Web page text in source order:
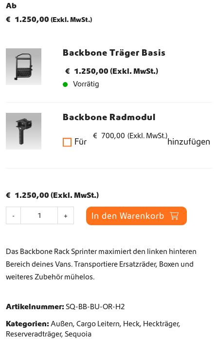
Ab
€ 1.250,00 (Exkl. MwSt.)
Backbone Träger Basis
€ 1.250,00 (Exkl. MwSt.)
Vorrätig
Backbone Radmodul
Für
€ 700,00 (Exkl. MwSt.)
hinzufügen
€ 1.250,00 (Exkl. MwSt.)
-
b
o
r
g
e
+ In den Warenkorb
Das Backbone Rack Sprinter maximiert den linken hinteren
Bereich deines Vans. Transportiere Ersatzräder, Boxen und
weiteres Zubehör mühelos.
Artikelnummer: SQ-BB-BU-OR-H2
Kategorien: Außen, Cargo Leitern, Heck, Heckträger,
Reserveradträger, Sequoia